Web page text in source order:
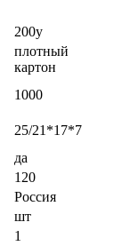
200у
плотный
картон
1000
25/21*17*7
да
120
Россия
шт
1